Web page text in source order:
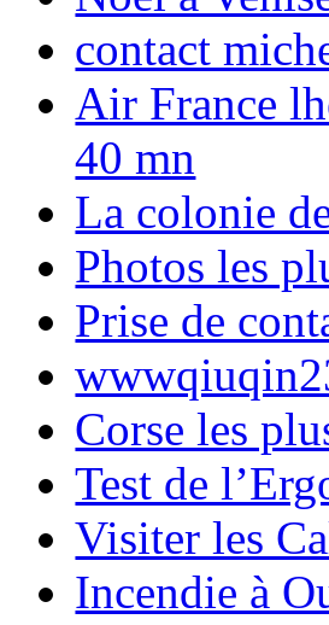
contact
Air France
40 mn
La colonie
Photos les
Prise de
Corse les
Test de
Visiter les
Incendie à